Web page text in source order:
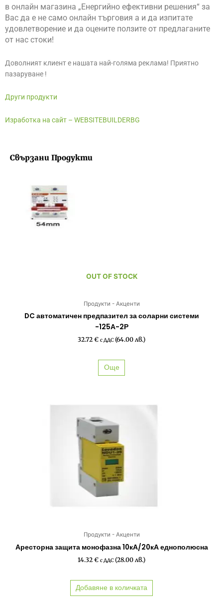
в онлайн магазина „Енергийно ефективни решения“ за
Вас да е не само онлайн търговия а и да изпитате
удовлетворение и да оцените ползите от предлаганите
от нас стоки!
Доволният клиент е нашата най-голяма реклама! Приятно
пазаруване !
Други продукти
Изработка на сайт – WEBSITEBUILDERBG
Свързани Продукти
OUT OF STOCK
Продукти - Акценти
DC автоматичен предпазител за соларни системи
-125А-2Р
32.72 € с ДДС (64.00 лв.)
Още
Продукти - Акценти
Аресторна защита монофазна 10кА/20кА еднополюсна
14.32 € с ДДС (28.00 лв.)
Добавяне в количката